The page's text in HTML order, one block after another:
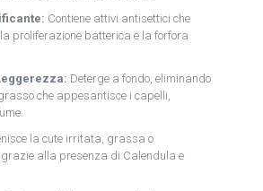
Contiene attivi antisettici che
proliferazione batterica e la forfora
Deterge a fondo, eliminando
grasso che appesantisce i capelli,
la cute irritata, grassa o
alla presenza di Calendula e